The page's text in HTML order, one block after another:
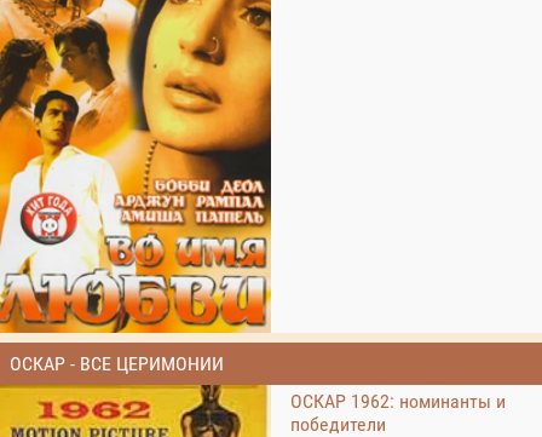
ОСКАР - ВСЕ ЦЕРИМОНИИ
ОСКАР 1962: номинанты и
победители